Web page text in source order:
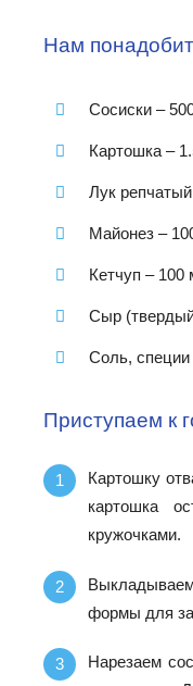
Нам
Сосиски –
Картошка –
Лук
Майонез –
Кетчуп – 100
Сыр
Соль, специи
Приступаем к
Картошку
картошка
кружочками.
формы для
Нарезаем